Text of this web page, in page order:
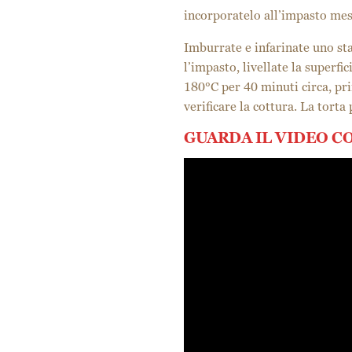
incorporatelo all’impasto
Imburrate e infarinate uno
l’impasto, livellate la
180°C per 40 minuti circa,
verificare la cottura. La torta
GUARDA IL VIDEO